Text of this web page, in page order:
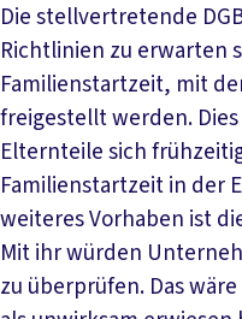
Die stellvertretende
Richtlinien zu erwarten
Familienstartzeit, mit
freigestellt werden.
Elternteile sich
Familienstartzeit in der
weiteres Vorhaben ist
Mit ihr würden
zu überprüfen. Das